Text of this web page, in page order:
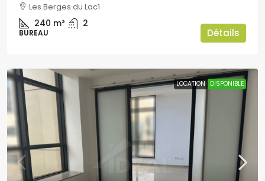
Les Berges du Lac1
240 m² 2
BUREAU Détails
LOCATION DISPONIBLE